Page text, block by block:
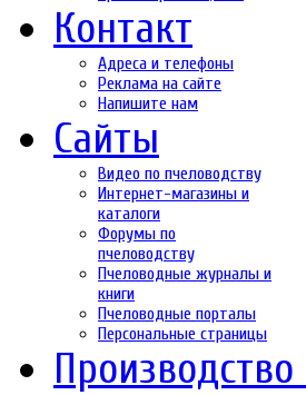
Контакт
Адреса и телефоны
Реклама на сайте
Напишите нам
Сайты
Видео по пчеловодству
Интернет-магазины и
каталоги
Форумы по
пчеловодству
Пчеловодные журналы и
книги
Пчеловодные порталы
Персональные страницы